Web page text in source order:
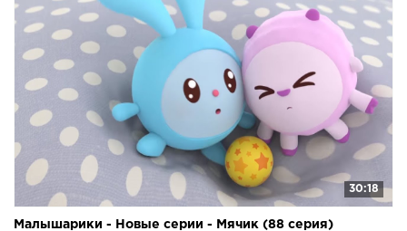
30:18
Малышарики - Новые серии - Мячик (88 серия)